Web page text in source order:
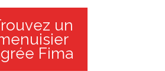
un
Fima